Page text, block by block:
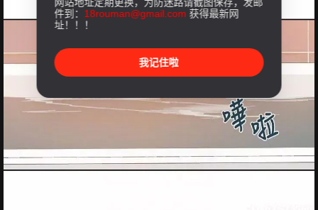
件到： 18rouman@gmail.com 获得最新网
址！！！
我记住啦